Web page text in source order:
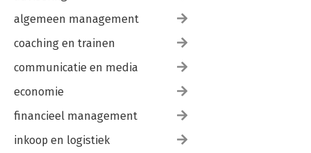
algemeen management
coaching en trainen
communicatie en media
economie
financieel management
inkoop en logistiek